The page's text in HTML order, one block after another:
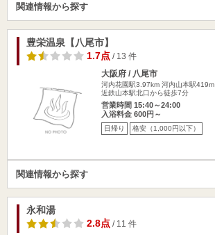
関連情報から探す
豊栄温泉【八尾市】
1.7点/ 13 件
大阪府 / 八尾市
河内花園駅3.97km 河内山本駅419m
近鉄山本駅北口から徒歩7分
営業時間 15:40～24:00
入浴料金 600円～
日帰り 格安（1,000円以下）
関連情報から探す
永和湯
2.8点/ 11 件